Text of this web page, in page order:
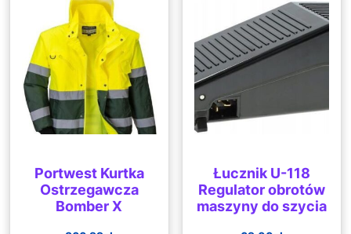
Portwest Kurtka
Ostrzegawcza
Bomber X
Łucznik U-118
Regulator obrotów
maszyny do szycia